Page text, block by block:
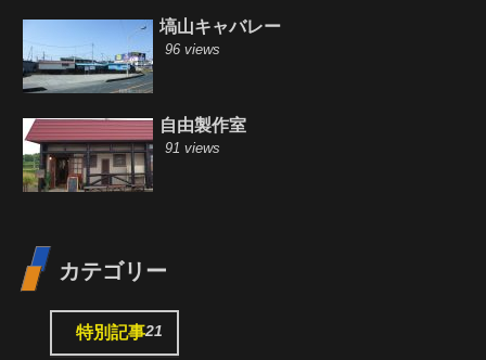
塙山キャバレー
96 views
自由製作室
91 views
カテゴリー
特別記事21